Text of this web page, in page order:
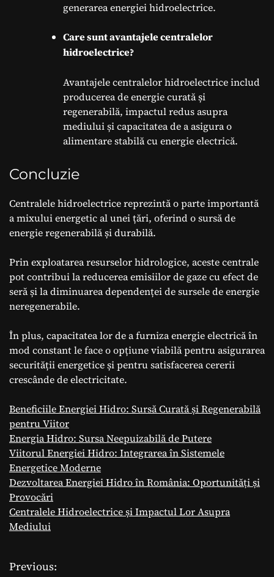
generarea energiei hidroelectrice.
Care sunt avantajele centralelor
hidroelectrice?
Avantajele centralelor hidroelectrice includ
producerea de energie curată și
regenerabilă, impactul redus asupra
mediului și capacitatea de a asigura o
alimentare stabilă cu energie electrică.
Concluzie
Centralele hidroelectrice reprezintă o parte importantă
a mixului energetic al unei țări, oferind o sursă de
energie regenerabilă și durabilă.
Prin exploatarea resurselor hidrologice, aceste centrale
pot contribui la reducerea emisiilor de gaze cu efect de
seră și la diminuarea dependenței de sursele de energie
neregenerabile.
În plus, capacitatea lor de a furniza energie electrică în
mod constant le face o opțiune viabilă pentru asigurarea
securității energetice și pentru satisfacerea cererii
crescânde de electricitate.
Beneficiile Energiei Hidro: Sursă Curată și Regenerabilă
pentru Viitor
Energia Hidro: Sursa Neepuizabilă de Putere
Viitorul Energiei Hidro: Integrarea în Sistemele
Energetice Moderne
Dezvoltarea Energiei Hidro în România: Oportunități și
Provocări
Centralele Hidroelectrice și Impactul Lor Asupra
Mediului
N
Previous: